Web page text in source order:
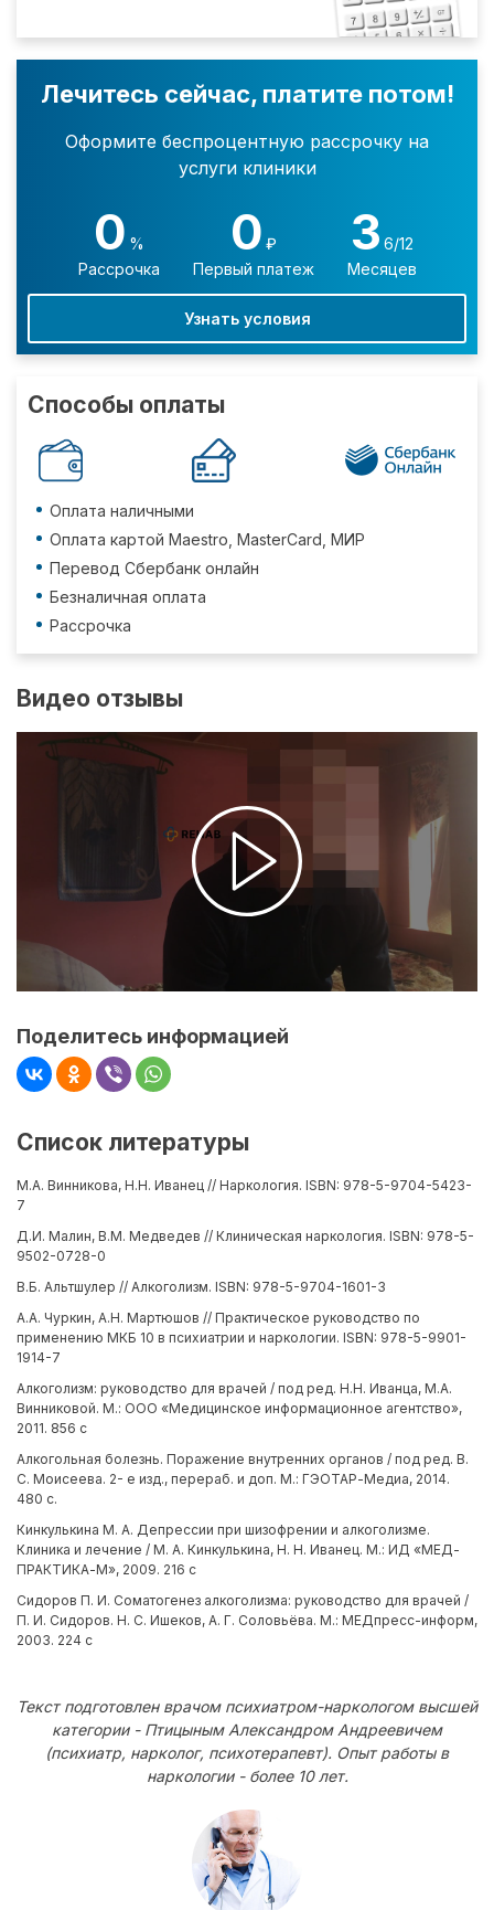
Лечитесь сейчас, платите потом!
Оформите беспроцентную рассрочку на
услуги клиники
0 %
Рассрочка
0 ₽
Первый платеж
3 6/12
Месяцев
Узнать условия
Способы оплаты
Оплата наличными
Оплата картой Maestro, MasterCard, МИР
Перевод Сбербанк онлайн
Безналичная оплата
Рассрочка
Видео отзывы
Поделитесь информацией
Список литературы
М.А. Винникова, Н.Н. Иванец // Наркология. ISBN: 978-5-9704-5423-
7
Д.И. Малин, В.М. Медведев // Клиническая наркология. ISBN: 978-5-
9502-0728-0
В.Б. Альтшулер // Алкоголизм. ISBN: 978-5-9704-1601-3
А.А. Чуркин, А.Н. Мартюшов // Практическое руководство по
применению МКБ 10 в психиатрии и наркологии. ISBN: 978-5-9901-
1914-7
Алкоголизм: руководство для врачей / под ред. Н.Н. Иванца, М.А.
Винниковой. М.: ООО «Медицинское информационное агентство»,
2011. 856 с
Алкогольная болезнь. Поражение внутренних органов / под ред. В.
С. Моисеева. 2- е изд., перераб. и доп. М.: ГЭОТАР-Медиа, 2014.
480 с.
Кинкулькина М. А. Депрессии при шизофрении и алкоголизме.
Клиника и лечение / М. А. Кинкулькина, Н. Н. Иванец. М.: ИД «МЕД-
ПРАКТИКА-М», 2009. 216 с
Сидоров П. И. Соматогенез алкоголизма: руководство для врачей /
П. И. Сидоров. Н. С. Ишеков, А. Г. Соловьёва. М.: МЕДпресс-информ,
2003. 224 с
Текст подготовлен врачом психиатром-наркологом высшей
категории - Птицыным Александром Андреевичем
(психиатр, нарколог, психотерапевт). Опыт работы в
наркологии - более 10 лет.